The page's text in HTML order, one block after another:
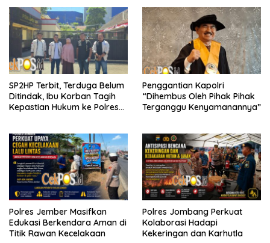
SP2HP Terbit, Terduga Belum
Ditindak, Ibu Korban Tagih
Kepastian Hukum ke Polres
Penggantian Kapolri
“Dihembus Oleh Pihak Pihak
Terganggu Kenyamanannya”
Polres Jember Masifkan
Edukasi Berkendara Aman di
Titik Rawan Kecelakaan
Polres Jombang Perkuat
Kolaborasi Hadapi
Kekeringan dan Karhutla